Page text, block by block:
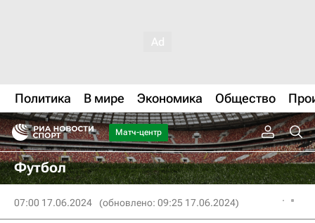
Политика В мире Экономика Общество
Матч-центр
Футбол
07:00 17.06.2024 (обновлено: 09:25 17.06.2024)